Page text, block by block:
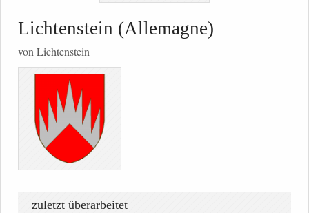
Lichtenstein (Allemagne)
von Lichtenstein
zuletzt überarbeitet